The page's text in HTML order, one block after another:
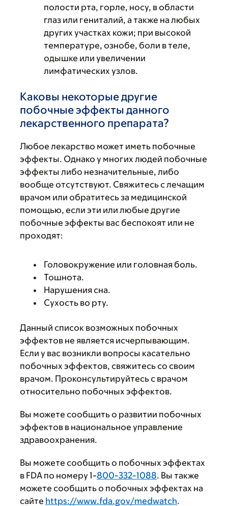
полости рта, горле, носу, в области
глаз или гениталий, а также на любых
других участках кожи; при высокой
температуре, ознобе, боли в теле,
одышке или увеличении
лимфатических узлов.
Каковы некоторые другие
побочные эффекты данного
лекарственного препарата?
Любое лекарство может иметь побочные
эффекты. Однако у многих людей побочные
эффекты либо незначительные, либо
вообще отсутствуют. Свяжитесь с лечащим
врачом или обратитесь за медицинской
помощью, если эти или любые другие
побочные эффекты вас беспокоят или не
проходят:
Головокружение или головная боль.
Тошнота.
Нарушения сна.
Сухость во рту.
Данный список возможных побочных
эффектов не является исчерпывающим.
Если у вас возникли вопросы касательно
побочных эффектов, свяжитесь со своим
врачом. Проконсультируйтесь с врачом
относительно побочных эффектов.
Вы можете сообщить о развитии побочных
эффектов в национальное управление
здравоохранения.
Вы можете сообщить о побочных эффектах
в FDA по номеру 1-800-332-1088. Вы также
можете сообщить о побочных эффектах на
сайте https://www.fda.gov/medwatch.